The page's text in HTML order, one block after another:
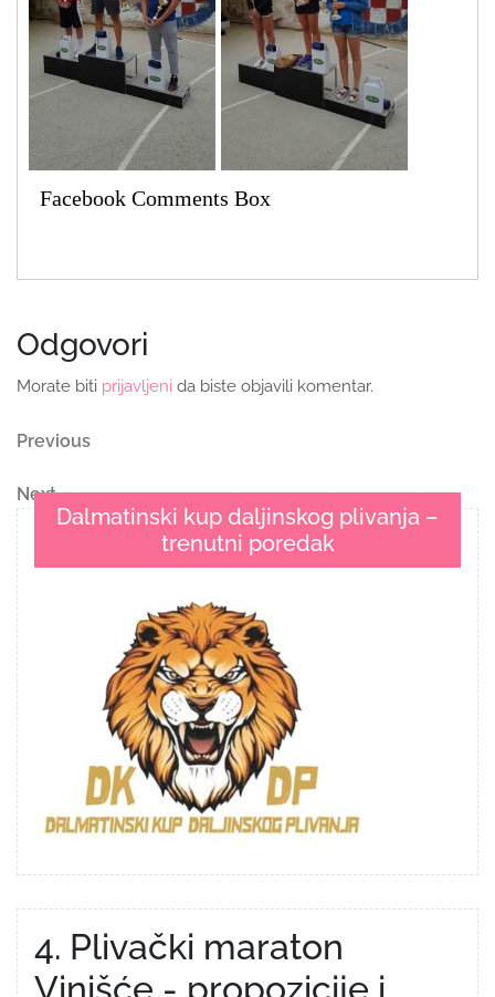
Facebook Comments Box
Odgovori
Morate biti prijavljeni da biste objavili komentar.
Navigacija
objava
Previous
Previous
Next
Post
Next
Dalmatinski kup daljinskog plivanja –
trenutni poredak
4. Plivački maraton
Vinišće - propozicije i